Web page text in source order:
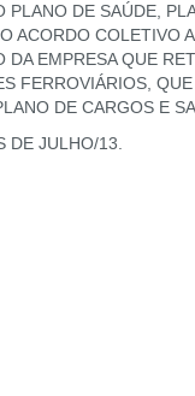
DE SAÚDE,
ACORDO COLETIVO
EMPRESA QUE
FERROVIÁRIOS,
DE CARGOS E
DE JULHO/13.